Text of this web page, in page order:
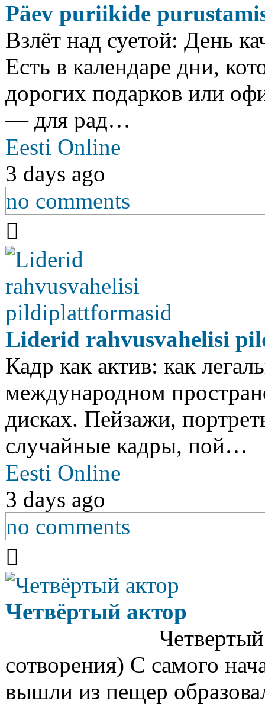
Päev puriikide
Взлёт над суетой: День
Есть в календаре дни,
дорогих подарков или
— для рад…
Eesti Online
3 days ago
no comments
Liderid rahvusvahelisi
Кадр как актив: как
международном
дисках. Пейзажи,
случайные кадры, пой…
Eesti Online
3 days ago
no comments
Четвёртый актор
Четвертый
сотворения) С самого
вышли из пещер